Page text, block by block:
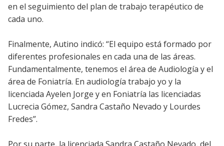
en el seguimiento del plan de trabajo terapéutico de
cada uno.
Finalmente, Autino indicó: “El equipo está formado por
diferentes profesionales en cada una de las áreas.
Fundamentalmente, tenemos el área de Audiología y el
área de Foniatría. En audiología trabajo yo y la
licenciada Ayelen Jorge y en Foniatría las licenciadas
Lucrecia Gómez, Sandra Castaño Nevado y Lourdes
Fredes”.